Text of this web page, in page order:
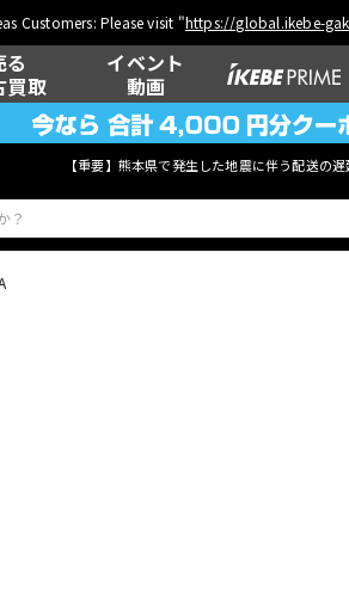
Customers: Please visit "https://global.ikebe-
る
買取
イベント
動画
【重要】熊本県で発生した地震に伴う配送の